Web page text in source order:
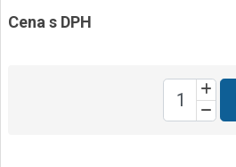
Cena s DPH